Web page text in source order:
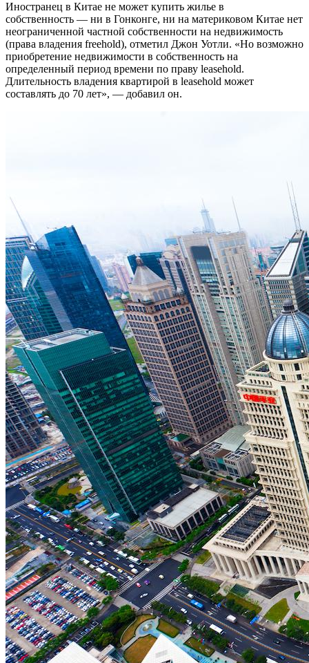
Иностранец в Китае не может купить жилье в
собственность — ни в Гонконге, ни на материковом Китае нет
неограниченной частной собственности на недвижимость
(права владения freehold), отметил Джон Уотли. «Но возможно
приобретение недвижимости в собственность на
определенный период времени по праву leasehold.
Длительность владения квартирой в leasehold может
составлять до 70 лет», — добавил он.